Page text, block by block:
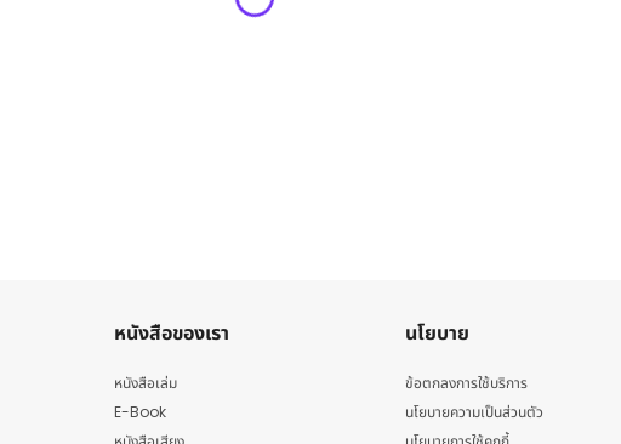
หนังสือของเรา
หนังสือเล่ม
E-Book
นโยบาย
ข้อตกลงการใช้บริการ
นโยบายความเป็นส่วนตัว